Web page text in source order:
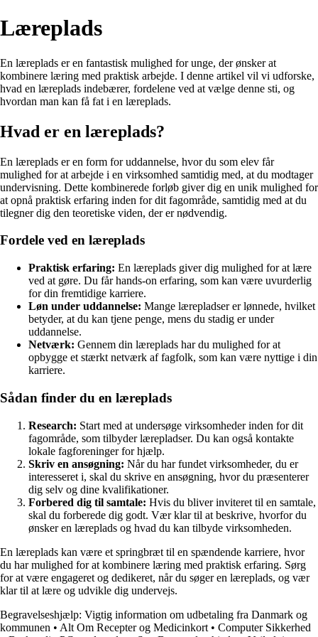
Læreplads
En læreplads er en fantastisk mulighed for unge, der ønsker at
kombinere læring med praktisk arbejde. I denne artikel vil vi udforske,
hvad en læreplads indebærer, fordelene ved at vælge denne sti, og
hvordan man kan få fat i en læreplads.
Hvad er en læreplads?
En læreplads er en form for uddannelse, hvor du som elev får
mulighed for at arbejde i en virksomhed samtidig med, at du modtager
undervisning. Dette kombinerede forløb giver dig en unik mulighed for
at opnå praktisk erfaring inden for dit fagområde, samtidig med at du
tilegner dig den teoretiske viden, der er nødvendig.
Fordele ved en læreplads
Praktisk erfaring: En læreplads giver dig mulighed for at lære
ved at gøre. Du får hands-on erfaring, som kan være uvurderlig
for din fremtidige karriere.
Løn under uddannelse: Mange lærepladser er lønnede, hvilket
betyder, at du kan tjene penge, mens du stadig er under
uddannelse.
Netværk: Gennem din læreplads har du mulighed for at
opbygge et stærkt netværk af fagfolk, som kan være nyttige i din
karriere.
Sådan finder du en læreplads
Research: Start med at undersøge virksomheder inden for dit
fagområde, som tilbyder lærepladser. Du kan også kontakte
lokale fagforeninger for hjælp.
Skriv en ansøgning: Når du har fundet virksomheder, du er
interesseret i, skal du skrive en ansøgning, hvor du præsenterer
dig selv og dine kvalifikationer.
Forbered dig til samtale: Hvis du bliver inviteret til en samtale,
skal du forberede dig godt. Vær klar til at beskrive, hvorfor du
ønsker en læreplads og hvad du kan tilbyde virksomheden.
En læreplads kan være et springbræt til en spændende karriere, hvor
du har mulighed for at kombinere læring med praktisk erfaring. Sørg
for at være engageret og dedikeret, når du søger en læreplads, og vær
klar til at lære og udvikle dig undervejs.
Begravelseshjælp: Vigtig information om udbetaling fra Danmark og
kommunen • Alt Om Recepter og Medicinkort • Computer Sikkerhed